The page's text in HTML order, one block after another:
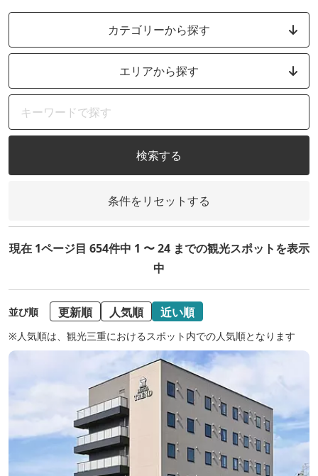
カテゴリーから探す
エリアから探す
検索する
条件をリセットする
現在 1ページ目 654件中 1 〜 24 までの観光スポットを表示
中
並び順 更新順 人気順 近い順
※人気順は、観光三重におけるスポット内での人気順となります